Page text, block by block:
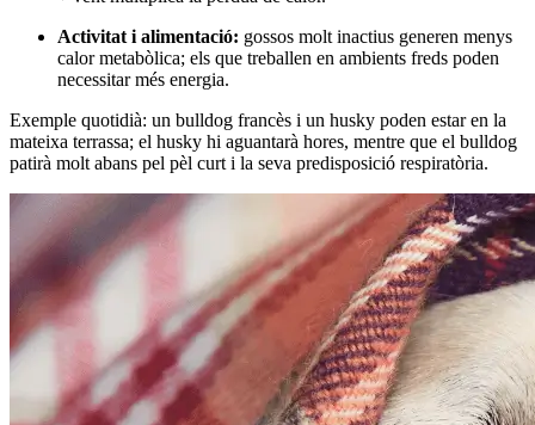
Activitat i alimentació: gossos molt inactius generen menys
calor metabòlica; els que treballen en ambients freds poden
necessitar més energia.
Exemple quotidià: un bulldog francès i un husky poden estar en la
mateixa terrassa; el husky hi aguantarà hores, mentre que el bulldog
patirà molt abans pel pèl curt i la seva predisposició respiratòria.